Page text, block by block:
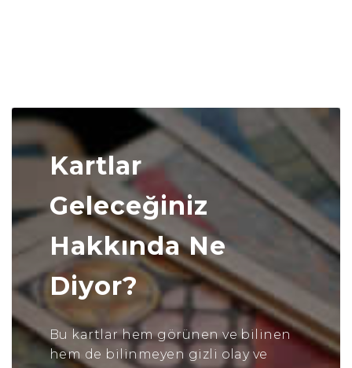
Kartlar
Geleceğiniz
Hakkında Ne
Diyor?
Bu kartlar hem görünen ve bilinen
hem de bilinmeyen gizli olay ve